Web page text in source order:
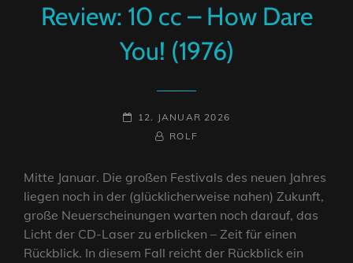
Review: 10 cc – How Dare
You! (1976)
POSTED-
12. JANUAR 2026
BY
BYLINE
ROLF
Mitte Januar. Die großen Festivals des neuen Jahres
liegen noch in der (glücklicherweise nahen) Zukunft,
große Neuerscheinungen warten noch darauf, das
Licht der CD-Laser zu erblicken – Zeit für einen
Rückblick. In diesem Fall reicht der Rückblick ein